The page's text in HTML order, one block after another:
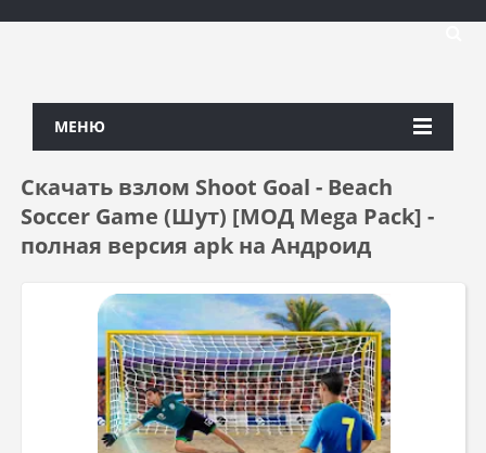
МЕНЮ
Скачать взлом Shoot Goal - Beach
Soccer Game (Шут) [МОД Mega Pack] -
полная версия apk на Андроид